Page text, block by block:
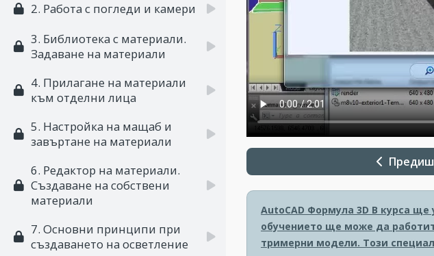
2. Работа с погледи и камери
3. Библиотека с материали.
Задаване на материали
4. Прилагане на материали
към отделни лица
5. Настройка на мащаб и
завъртане на материали
6. Редактор на материали.
Създаване на собствени
материали
7. Основни принципи при
създаването на осветление
AutoCAD Формула 3D В курса ще
обучението ще може да
тримерни модели. Този